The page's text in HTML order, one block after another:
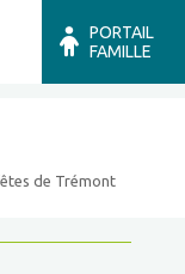
PORTAIL
FAMILLE
de Trémont